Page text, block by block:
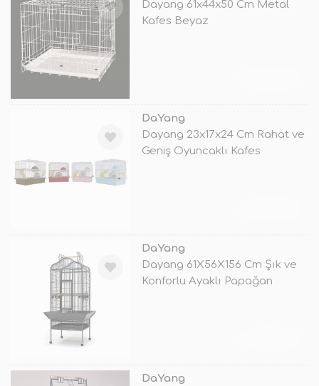
Dayang 61x44x50 Cm Metal
Kafes Beyaz
DaYang
Dayang 23x17x24 Cm Rahat ve
Geniş Oyuncaklı Kafes
DaYang
Dayang 61X56X156 Cm Şık ve
Konforlu Ayaklı Papağan
DaYang